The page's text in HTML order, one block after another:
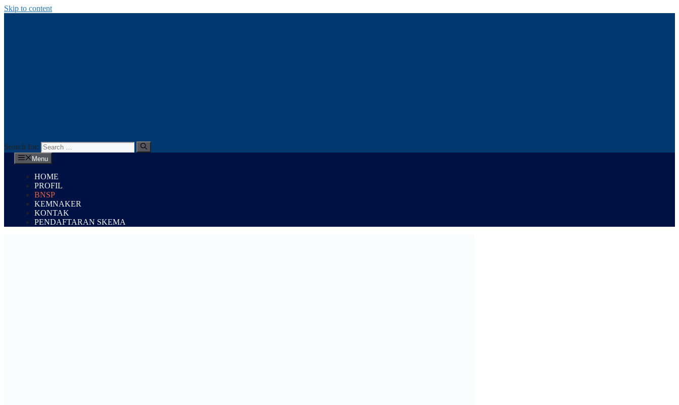
Skip to content
Search for:
Menu
HOME
PROFIL
BNSP
KEMNAKER
KONTAK
PENDAFTARAN SKEMA